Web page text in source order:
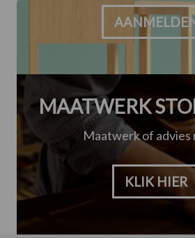
MAATWERK
Maatwerk of advies
KLIK HIER